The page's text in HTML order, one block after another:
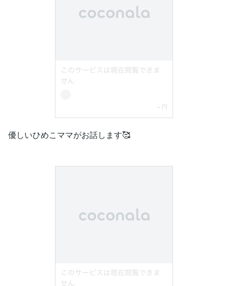
優しいひめこママがお話します🥰